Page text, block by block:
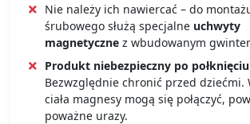
Nie należy ich nawiercać – do
śrubowego służą specjalne uchwyty
magnetyczne z wbudowanym
Produkt niebezpieczny po połknięciu
Bezwzględnie chronić przed dziećmi.
ciała magnesy mogą się połączyć,
poważne urazy.